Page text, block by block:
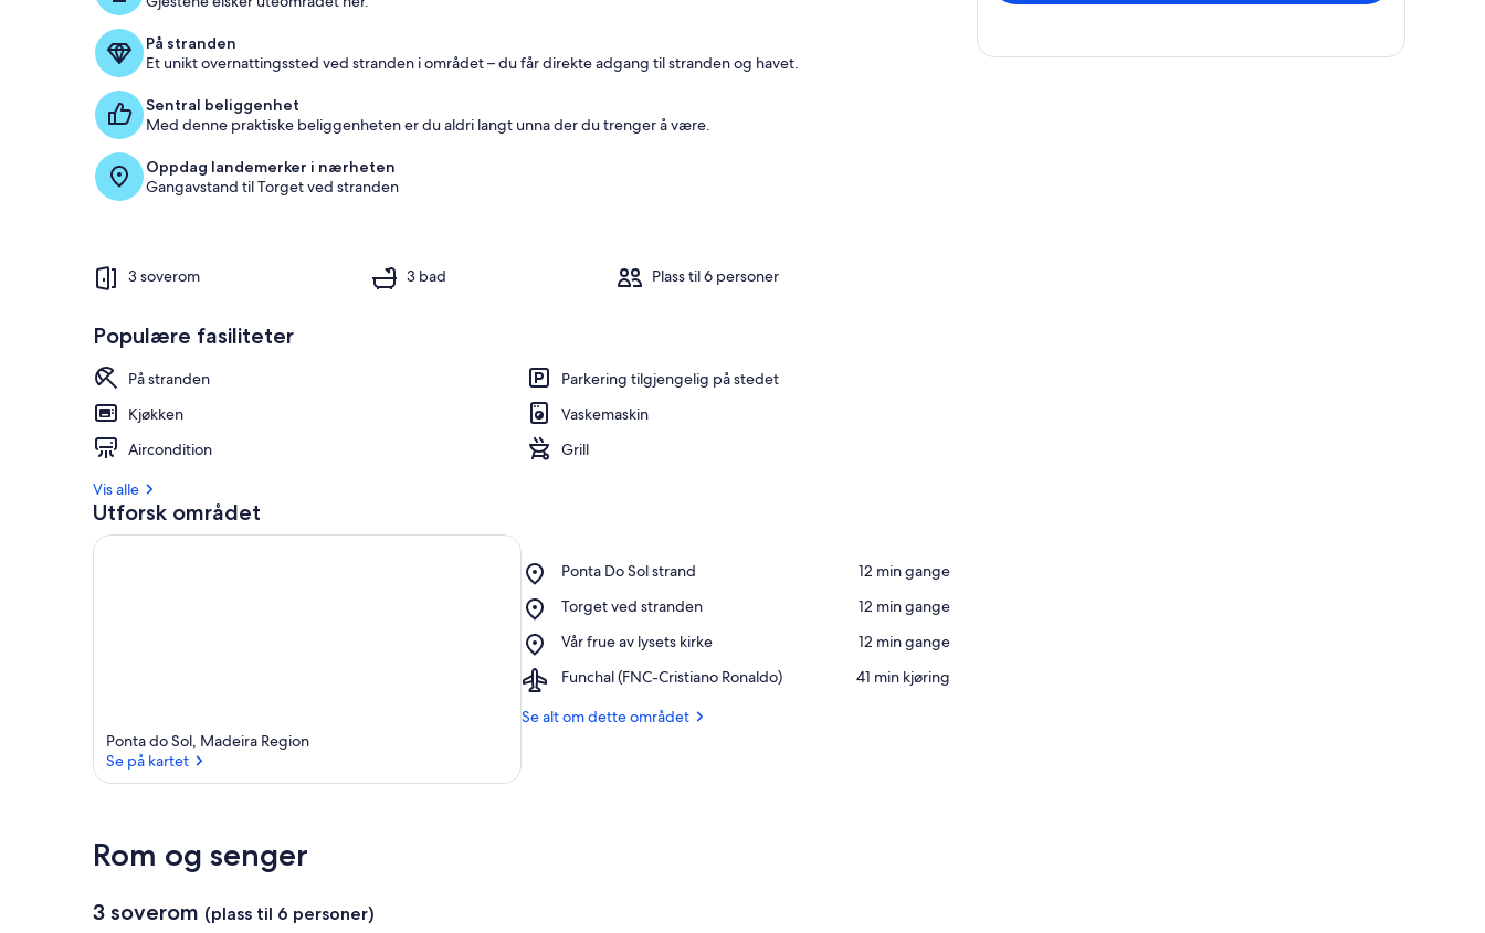
e
e
l
På stranden
Et unikt overnattingssted ved stranden i området – du får direkte adgang til stranden og havet.
Sentral beliggenhet
Med denne praktiske beliggenheten er du aldri langt unna der du trenger å være.
Oppdag landemerker i nærheten
Gangavstand til Torget ved stranden
3 soverom 3 bad Plass til 6 personer
Populære fasiliteter
På stranden
Parkering tilgjengelig på stedet
Kjøkken
Vaskemaskin
Aircondition
Grill
Vis alle
Utforsk området
Ponta do Sol, Madeira Region
Se på kartet
Ponta Do Sol strand
Place,
Do
strand
‪12 min gange‬
Torget ved stranden
Place,
ved
‪12 min gange‬
Vår frue av lysets kirke
Place,
frue
lysets
‪12 min gange‬
Funchal (FNC-Cristiano Ronaldo)
Airport,
(FNC-
‪41 min kjøring‬
Se alt om dette området
Rom og senger
3 soverom (plass til 6 personer)